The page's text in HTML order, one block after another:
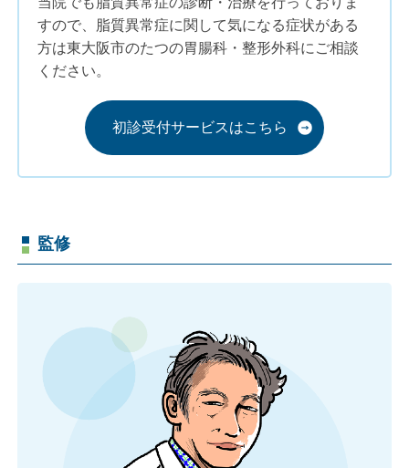
すので、脂質異常症に関して気になる症状がある
方は東大阪市のたつの胃腸科・整形外科にご相談
ください。
初診受付サービスはこちら
監修